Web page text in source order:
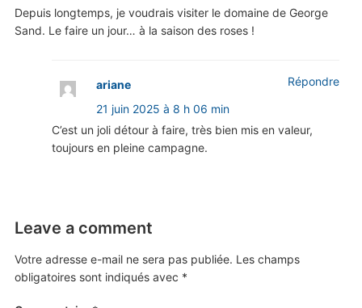
Depuis longtemps, je voudrais visiter le domaine de George
Sand. Le faire un jour… à la saison des roses !
ariane
21 juin 2025 à 8 h 06 min
C’est un joli détour à faire, très bien mis en valeur,
toujours en pleine campagne.
Répondre
Leave a comment
Votre adresse e-mail ne sera pas publiée. Les champs
obligatoires sont indiqués avec *